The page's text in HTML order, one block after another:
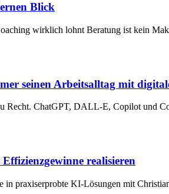
Blick
wirklich lohnt Beratung ist kein
seinen Arbeitsalltag mit
ChatGPT, DALL-E, Copilot und
realisieren
in praxiserprobte KI-Lösungen mit